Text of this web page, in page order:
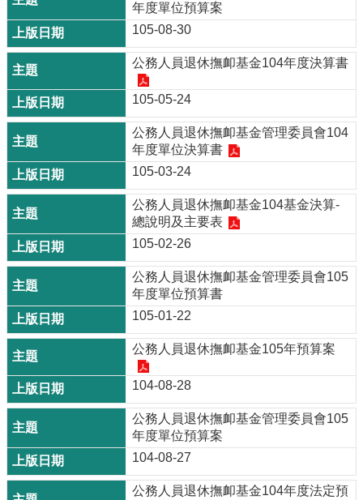
年度單位預算案
105-08-30
公務人員退休撫卹基金104年度決算書
105-05-24
公務人員退休撫卹基金管理委員會104
年度單位決算書
105-03-24
公務人員退休撫卹基金104基金決算-
總說明及主要表
105-02-26
公務人員退休撫卹基金管理委員會105
年度單位預算書
105-01-22
公務人員退休撫卹基金105年預算案
104-08-28
公務人員退休撫卹基金管理委員會105
年度單位預算案
104-08-27
公務人員退休撫卹基金104年度法定預